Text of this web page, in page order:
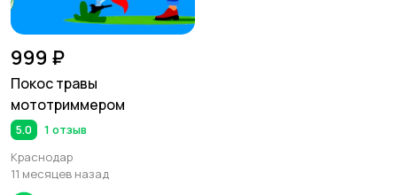
999 ₽
Покос травы
мототриммером
5.0
1 отзыв
Краснодар
11 месяцев назад